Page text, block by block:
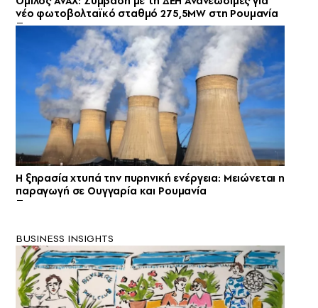
νέο φωτοβολταϊκό σταθμό 275,5MW στη Ρουμανία
Η ξηρασία χτυπά την πυρηνική ενέργεια: Μειώνεται η
παραγωγή σε Ουγγαρία και Ρουμανία
BUSINESS INSIGHTS